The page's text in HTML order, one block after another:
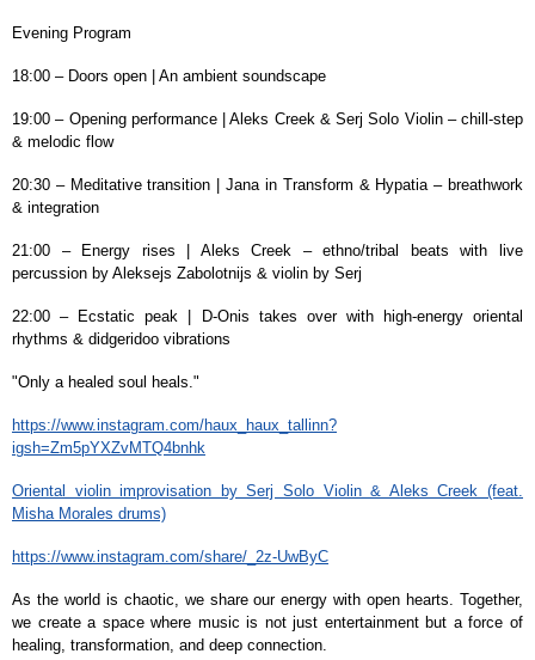
Evening Program
18:00 – Doors open | An ambient soundscape
19:00 – Opening performance | Aleks Creek & Serj Solo Violin – chill-step
& melodic flow
20:30 – Meditative transition | Jana in Transform & Hypatia – breathwork
& integration
21:00 – Energy rises | Aleks Creek – ethno/tribal beats with live
percussion by Aleksejs Zabolotnijs & violin by Serj
22:00 – Ecstatic peak | D-Onis takes over with high-energy oriental
rhythms & didgeridoo vibrations
"Only a healed soul heals."
https://www.instagram.com/haux_haux_tallinn?
igsh=Zm5pYXZvMTQ4bnhk
Oriental violin improvisation by Serj Solo Violin & Aleks Creek (feat.
Misha Morales drums)
https://www.instagram.com/share/_2z-UwByC
As the world is chaotic, we share our energy with open hearts. Together,
we create a space where music is not just entertainment but a force of
healing, transformation, and deep connection.